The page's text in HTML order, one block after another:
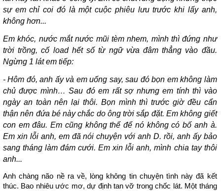
sự em chỉ coi đó là một cuộc phiêu lưu trước khi lấy anh,
không hơn...
Em khóc, nước mắt nước mũi tèm nhem, mình thì đứng như
trời trồng, cố load hết số từ ngữ vừa đâm thẳng vào đầu.
Ngừng 1 lát em tiếp:
- Hôm đó, anh ấy và em uống say, sau đó bọn em không làm
chủ được mình… Sau đó em rất sợ nhưng em tính thì vào
ngày an toàn nên lại thôi. Bọn mình thì trước giờ đều cẩn
thận nên đứa bé này chắc do ông trời sắp đặt. Em không giết
con em đâu. Em cũng không thể để nó không có bố anh à.
Em xin lỗi anh, em đã nói chuyện với anh D. rồi, anh ấy bảo
sang tháng làm đám cưới. Em xin lỗi anh, mình chia tay thôi
anh...
Anh chàng não nề ra về, lòng không tin chuyện tình này đã kết
thúc. Bao nhiêu ước mơ, dự định tan vỡ trong chốc lát. Một tháng